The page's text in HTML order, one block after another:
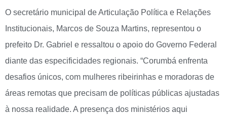
O secretário municipal de Articulação Política e Relações
Institucionais, Marcos de Souza Martins, representou o
prefeito Dr. Gabriel e ressaltou o apoio do Governo Federal
diante das especificidades regionais. “Corumbá enfrenta
desafios únicos, com mulheres ribeirinhas e moradoras de
áreas remotas que precisam de políticas públicas ajustadas
à nossa realidade. A presença dos ministérios aqui